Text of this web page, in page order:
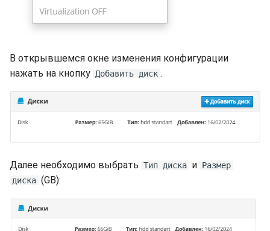
В открывшемся окне изменения конфигурации
нажать на кнопку Добавить диск .
Далее необходимо выбрать Тип диска и Размер
диска (GB):